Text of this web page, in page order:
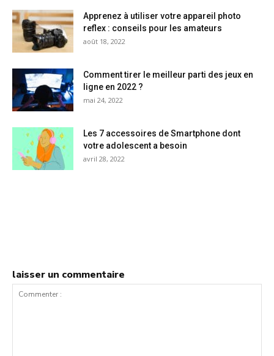
Apprenez à utiliser votre appareil photo
reflex : conseils pour les amateurs
août 18, 2022
Comment tirer le meilleur parti des jeux en
ligne en 2022 ?
mai 24, 2022
Les 7 accessoires de Smartphone dont
votre adolescent a besoin
avril 28, 2022
laisser un commentaire